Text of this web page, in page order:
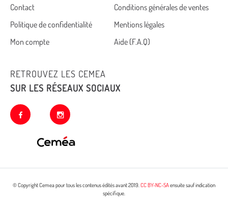
Cemea
footer
Contact
Conditions générales de ventes
Politique de confidentialité
Mentions légales
Mon compte
Aide (F.A.Q)
RETROUVEZ LES CEMEA
SUR LES RÉSEAUX SOCIAUX
facebook instagram
© Copyright Cemea pour tous les contenus édités avant 2019. CC BY-NC-SAensuite sauf indication
spécifique.